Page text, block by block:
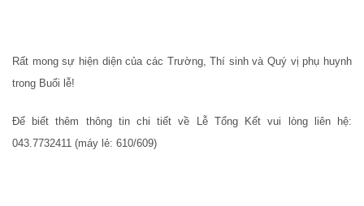
Rất mong sự hiện diện của các Trường, Thí sinh và Quý vị phụ huynh
trong Buổi lễ!
Để biết thêm thông tin chi tiết về Lễ Tổng Kết vui lòng liên hệ:
043.7732411 (máy lẻ: 610/609)